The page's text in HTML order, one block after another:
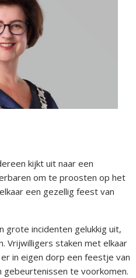
kijkt uit naar een
om te proosten op het
een gezellig feest van
grote incidenten gelukkig uit,
Vrijwilligers staken met elkaar
in eigen dorp een feestje van
gebeurtenissen te voorkomen.